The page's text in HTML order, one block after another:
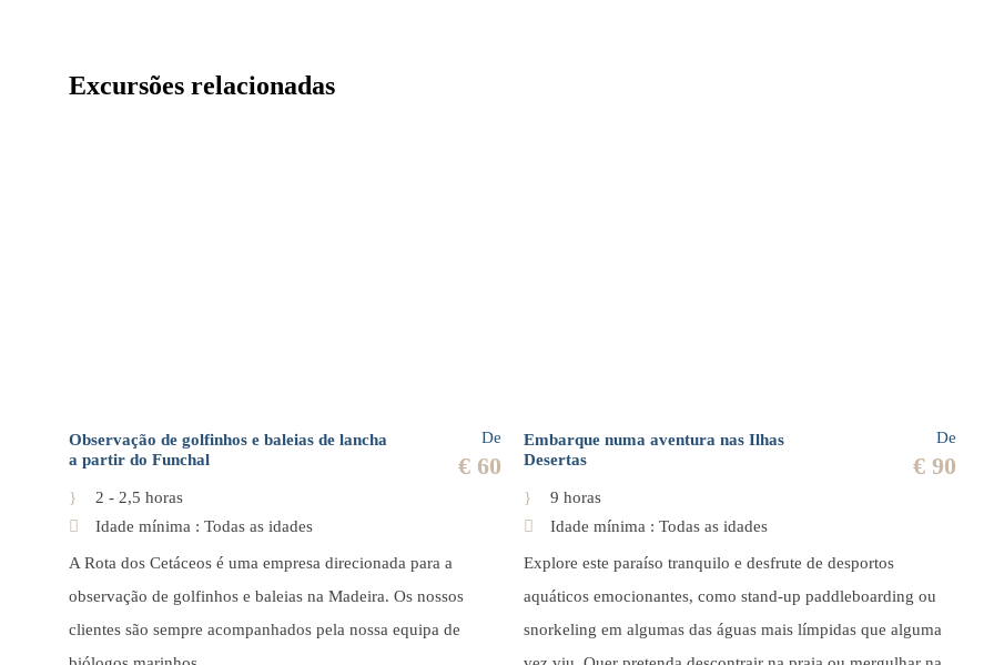
Excursões relacionadas
Observação de golfinhos e baleias de lancha
a partir do Funchal
De
€ 60
2 - 2,5 horas
Idade mínima : Todas as idades
A Rota dos Cetáceos é uma empresa direcionada para a
observação de golfinhos e baleias na Madeira. Os nossos
clientes são sempre acompanhados pela nossa equipa de
Embarque numa aventura nas Ilhas
Desertas
De
€ 90
9 horas
Idade mínima : Todas as idades
Explore este paraíso tranquilo e desfrute de desportos
aquáticos emocionantes, como stand-up paddleboarding ou
snorkeling em algumas das águas mais límpidas que alguma